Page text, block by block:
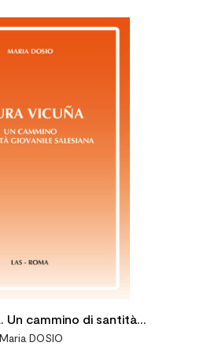
Un cammino di santità
salesiana
Maria DOSIO